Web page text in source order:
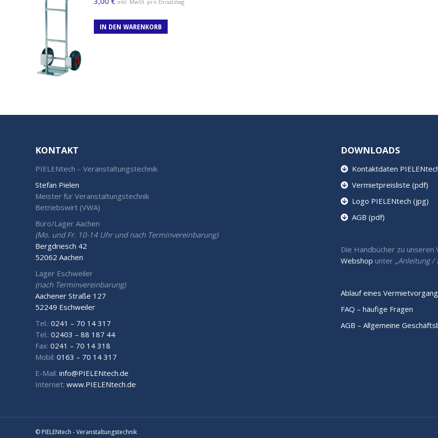
inkl. MwSt. pro Einsatztag
IN DEN WARENKORB
KONTAKT
PIELENtech – Veranstaltungstechnik
Stefan Pielen
Meister für Veranstaltungstechnik
Betriebswirt (VWA)
Büro/Lager Aachen
(Mo. und Fr. 10-14 Uhr und nach Terminvereinbarung)
Bergdriesch 42
52062 Aachen
Lager Eschweiler
(nach Terminvereinbarung)
Aachener Straße 127
52249 Eschweiler
Tel.: 0241 – 70 14 317
Tel.: 02403 – 88 187 44
Fax: 0241 – 70 14 318
Mobil: 0163 – 70 14 317
E-Mail: info@PIELENtech.de
Internet: www.PIELENtech.de
DOWNLOADS
Kontaktdaten
Vermietpreisliste (pdf)
Logo PIELENtech (jpg)
AGB (pdf)
Die Handbücher zu
Webshop unter „Anleitung /
Ablauf eines
FAQ – häufige Fragen
AGB – Allgemeine
© PIELENtech - Veranstaltungstechnik